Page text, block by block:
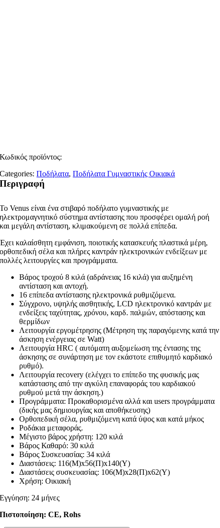
Κωδικός προϊόντος:
Categories:Ποδήλατα,Ποδήλατα Γυμναστικής Οικιακά
Περιγραφή
Το Venus είναι ένα στιβαρό ποδήλατο γυμναστικής με
ηλεκτρομαγνητικό σύστημα αντίστασης που προσφέρει ομαλή ροή
και μεγάλη αντίσταση, κλιμακούμενη σε πολλά επίπεδα.
Έχει καλαίσθητη εμφάνιση, ποιοτικής κατασκευής πλαστικά μέρη,
ορθοπεδική σέλα και πλήρες καντράν ηλεκτρονικών ενδείξεων με
πολλές λειτουργίες και προγράμματα.
Βάρος τροχού 8 κιλά (αδράνειας 16 κιλά) για αυξημένη
αντίσταση και αντοχή.
16 επίπεδα αντίστασης ηλεκτρονικά ρυθμιζόμενα.
Σύγχρονο, υψηλής αισθητικής, LCD ηλεκτρονικό καντράν με
ενδείξεις ταχύτητας, χρόνου, καρδ. παλμών, απόστασης και
θερμίδων
Λειτουργία εργομέτρησης (Μέτρηση της παραγόμενης κατά την
άσκηση ενέργειας σε Watt)
Λειτουργία HRC ( αυτόματη αυξομείωση της έντασης της
άσκησης σε συνάρτηση με τον εκάστοτε επιθυμητό καρδιακό
ρυθμό).
Λειτουργία recovery (ελέγχει το επίπεδο της φυσικής μας
κατάστασης από την αγκύλη επαναφοράς του καρδιακού
ρυθμού μετά την άσκηση.)
Προγράμματα: Προκαθορισμένα αλλά και users προγράμματα
(δικής μας δημιουργίας και αποθήκευσης)
Ορθοπεδική σέλα, ρυθμιζόμενη κατά ύψος και κατά μήκος
Ροδάκια μεταφοράς.
Μέγιστο βάρος χρήστη: 120 κιλά
Βάρος Καθαρό: 30 κιλά
Βάρος Συσκευασίας: 34 κιλά
Διαστάσεις: 116(Μ)x56(Π)x140(Y)
Διαστάσεις συσκευασίας: 106(Μ)x28(Π)x62(Y)
Χρήση: Οικιακή
Εγγύηση: 24 μήνες
Πιστοποίηση: CE, Rohs